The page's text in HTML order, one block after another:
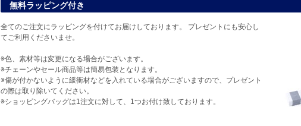
無料ラッピング付き
全てのご注文にラッピングを付けてお届けしております。 プレゼントにも安心し
てご利用くださいませ。
※色、素材等は変更になる場合がございます。
※チェーンやセール商品等は簡易包装となります。
※傷が付かないように緩衝材などを入れている場合がございますので、プレゼント
の際は取り除いてください。
※ショッピングバッグは1注文に対して、1つお付け致しております。